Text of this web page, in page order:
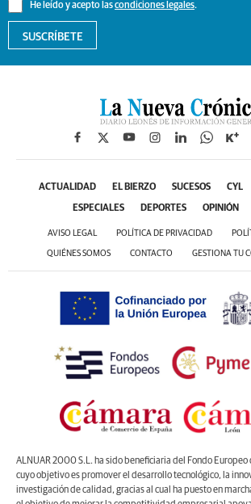
He leído y acepto lascondiciones legales.
SUSCRÍBETE
ACTUALIDAD EL BIERZO SUCESOS CYL
ESPECIALES DEPORTES OPINIÓN
AVISO LEGAL POLÍTICA DE PRIVACIDAD
QUIÉNES SOMOS CONTACTO GESTIONA TU
ALNUAR 2000 S.L. ha sido beneficiaria del Fondo Europeo
cuyo objetivo es promover el desarrollo tecnológico, la
investigación de calidad, gracias al cual ha puesto en